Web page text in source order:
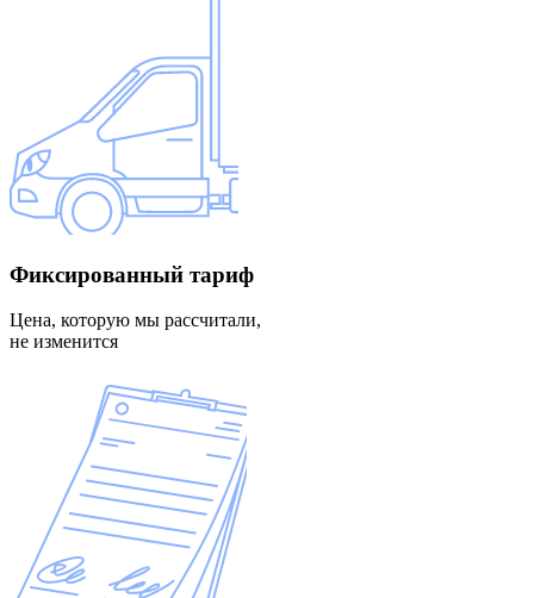
Фиксированный тариф
Цена, которую мы рассчитали,
не изменится